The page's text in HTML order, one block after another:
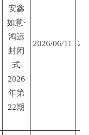
安鑫
如意·
鸿运
封闭
式
2026
年第
22期
2026/06/11